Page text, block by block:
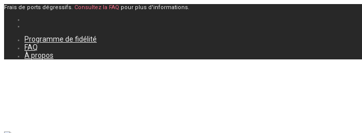
Frais de ports dégressifs. Consultez la FAQ pour plus d'informations.
Programme de fidélité
FAQ
À propos